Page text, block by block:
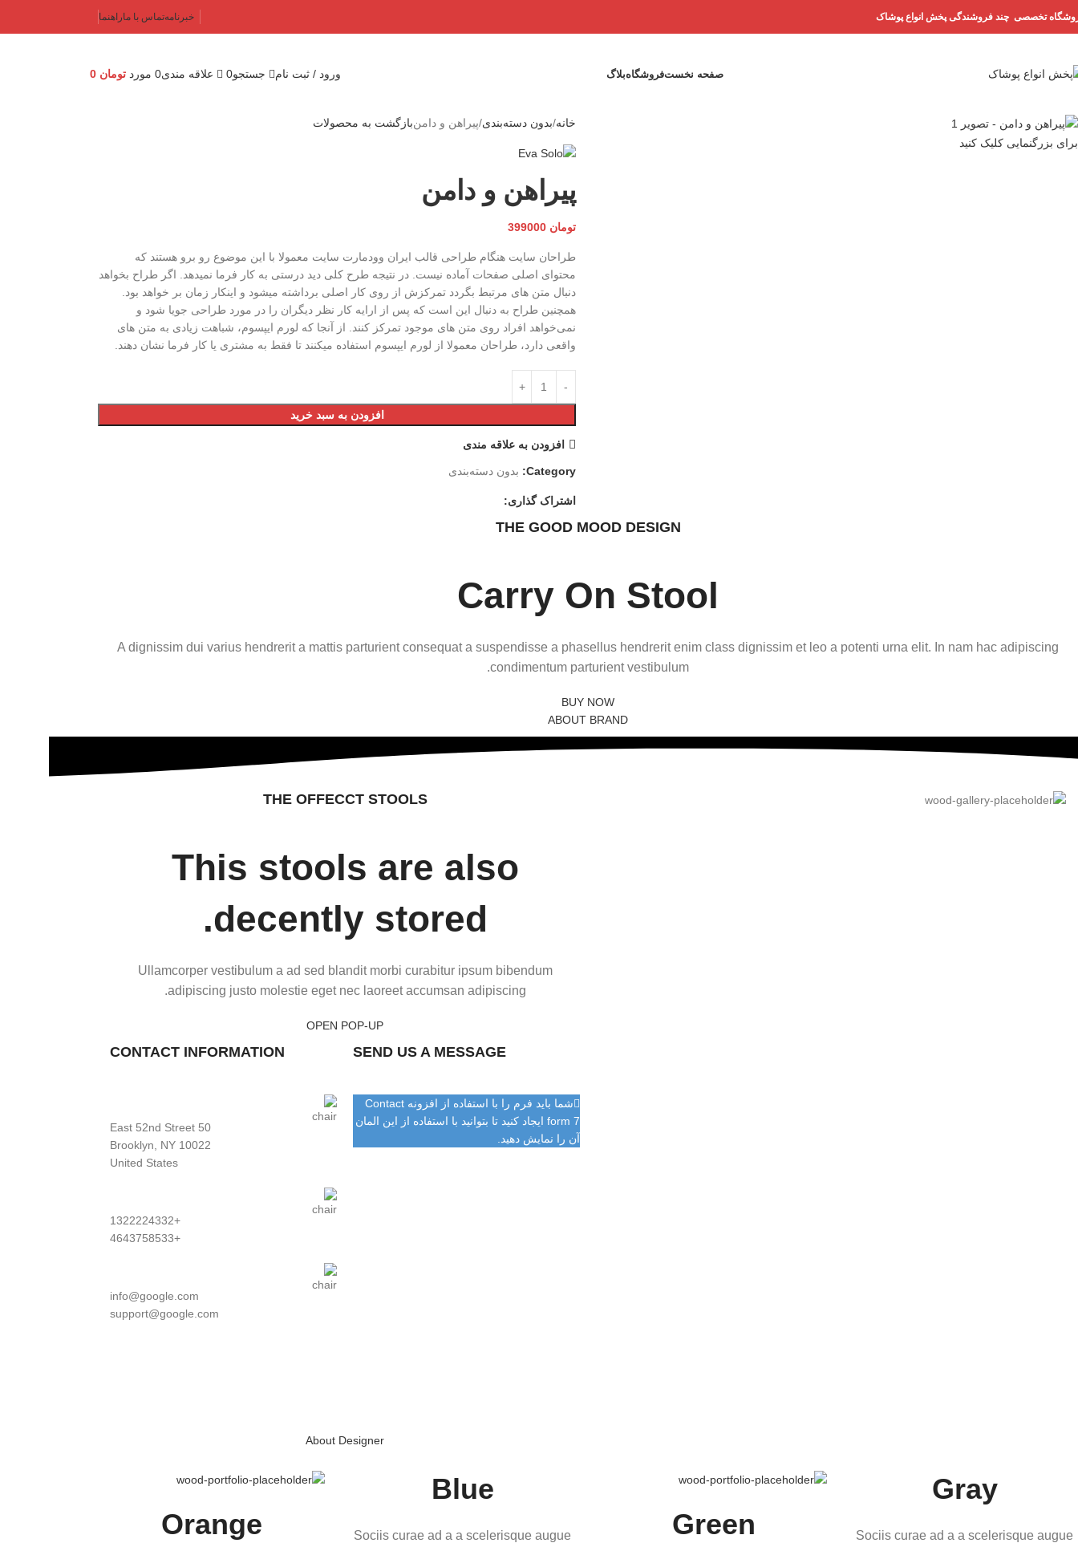
تخصصی چند فروشندگی پخش انواع پوشاک خبرنامهتماس با ماراهنما
صفحه نخستفروشگاهبلاگ ورود / ثبت نام جستجو0 علاقه مندی0 مورد تومان
برای بزرگنمایی کلیک کنید
خانه بدون دسته‌بندی پیراهن و دامنبازگشت به محصولات
پیراهن و دامن
تومان
طراحان سایت هنگام طراحی قالب ایران وودمارت سایت معمولا با این موضوع رو برو هستند که
محتوای اصلی صفحات آماده نیست. در نتیجه طرح کلی دید درستی به کار فرما نمیدهد. اگر طراح بخواهد
دنبال متن های مرتبط بگردد تمرکزش از روی کار اصلی برداشته میشود و اینکار زمان بر خواهد بود.
همچنین طراح به دنبال این است که پس از ارایه کار نظر دیگران را در مورد طراحی جویا شود و
نمی‌خواهد افراد روی متن های موجود تمرکز کنند. از آنجا که لورم ایپسوم، شباهت زیادی به متن های
واقعی دارد، طراحان معمولا از لورم ایپسوم استفاده میکنند تا فقط به مشتری یا کار فرما نشان دهند.
افزودن به سبد خرید
افزودن به علاقه مندی
Category: بدون دسته‌بندی
اشتراک گذاری:
THE GOOD MOOD DESIGN
Carry On Stool
A dignissim dui varius hendrerit a mattis parturient consequat a suspendisse a phasellus hendrerit enim class dignissim et leo a potenti urna elit. In nam hac adipiscing
condimentum parturient vestibulum.
BUY NOW
ABOUT BRAND
THE OFFECCT STOOLS
This stools are also
decently stored.
Ullamcorper vestibulum a ad sed blandit morbi curabitur ipsum bibendum
adipiscing justo molestie eget nec laoreet accumsan adipiscing.
OPEN POP-UP
SEND US A MESSAGE
شما باید فرم را با استفاده از افزونه Contact
form 7 ایجاد کنید تا بتوانید با استفاده از این المان
آن را نمایش دهید.
CONTACT INFORMATION
50 East 52nd Street
Brooklyn, NY 10022
United States
+1322224332
+4643758533
info@google.com
support@google.com
About Designer
Gray
Sociis curae ad a a scelerisque augue
Green
Blue
Sociis curae ad a a scelerisque augue
Orange